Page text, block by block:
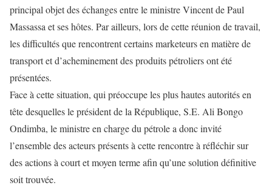
principal objet des échanges entre le ministre Vincent de Paul
Massassa et ses hôtes. Par ailleurs, lors de cette réunion de travail,
les difficultés que rencontrent certains marketeurs en matière de
transport et d’acheminement des produits pétroliers ont été
présentées.
Face à cette situation, qui préoccupe les plus hautes autorités en
tête desquelles le président de la République, S.E. Ali Bongo
Ondimba, le ministre en charge du pétrole a donc invité
l’ensemble des acteurs présents à cette rencontre à réfléchir sur
des actions à court et moyen terme afin qu’une solution définitive
soit trouvée.